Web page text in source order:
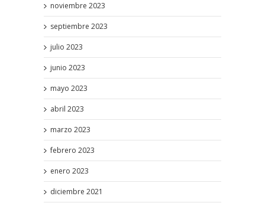
noviembre 2023
septiembre 2023
julio 2023
junio 2023
mayo 2023
abril 2023
marzo 2023
febrero 2023
enero 2023
diciembre 2021